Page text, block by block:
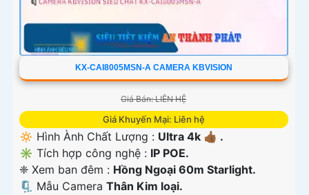
KX-CAI8005MSN-A CAMERA KBVISION
Giá Bán: LIÊN HỆ
Giá Khuyến Mại: Liên hệ
🔅 Hình Ành Chất Lượng : Ultra 4k 👍🏾 .
✳️ Tích hợp công nghệ : IP POE.
❈ Xem ban đêm : Hồng Ngoại 60m Starlight.
🗜️ Mẫu Camera Thân Kim loại.